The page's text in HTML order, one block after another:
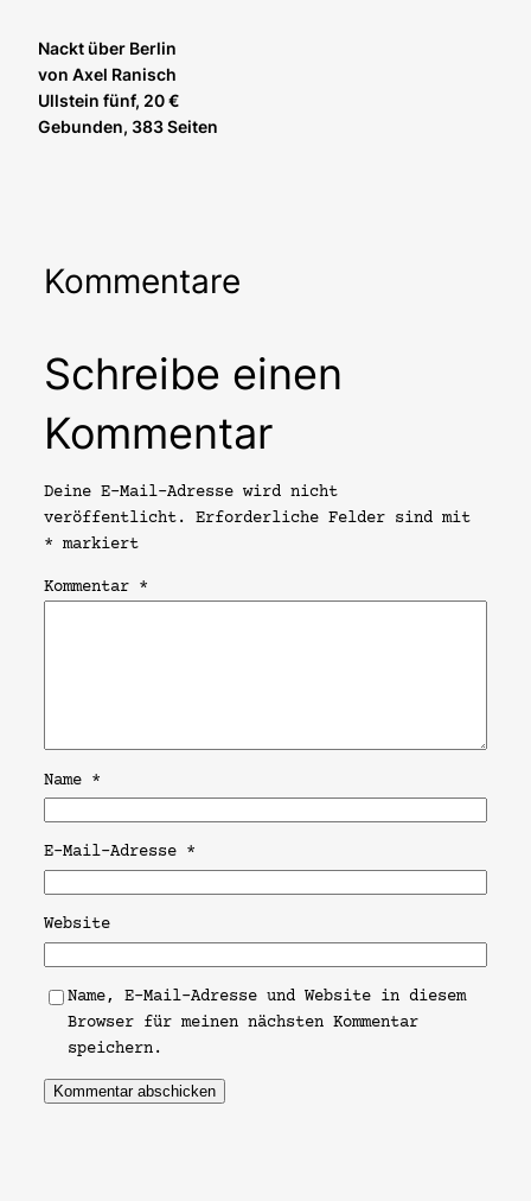
Nackt über Berlin
von Axel Ranisch
Ullstein fünf, 20 €
Gebunden, 383 Seiten
Kommentare
Schreibe einen
Kommentar
Deine E-Mail-Adresse wird nicht
veröffentlicht.
Erforderliche Felder sind mit
* markiert
Kommentar *
Name *
E-Mail-Adresse *
Website
Name, E-Mail-Adresse und Website in diesem
Browser für meinen nächsten Kommentar
speichern.